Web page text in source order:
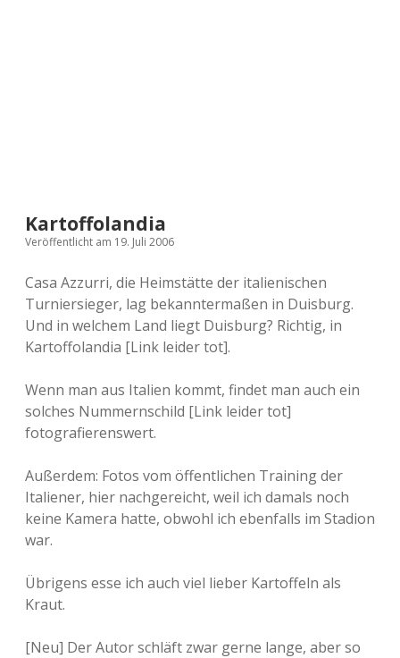
Kartoffolandia
Veröffentlicht am 19. Juli 2006
Casa Azzurri, die Heimstätte der italienischen
Turniersieger, lag bekanntermaßen in Duisburg.
Und in welchem Land liegt Duisburg? Richtig, in
Kartoffolandia [Link leider tot].
Wenn man aus Italien kommt, findet man auch ein
solches Nummernschild [Link leider tot]
fotografierenswert.
Außerdem: Fotos vom öffentlichen Training der
Italiener, hier nachgereicht, weil ich damals noch
keine Kamera hatte, obwohl ich ebenfalls im Stadion
war.
Übrigens esse ich auch viel lieber Kartoffeln als
Kraut.
[Neu] Der Autor schläft zwar gerne lange, aber so